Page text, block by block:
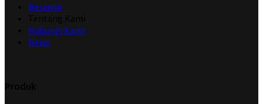
Beranda
Hubungi Kami
News